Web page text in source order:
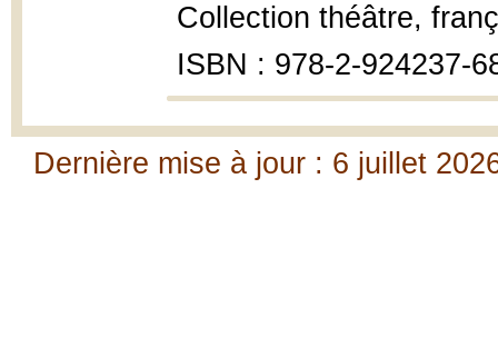
Collection théâtre,
ISBN : 978-2-924237-
Dernière mise à jour : 6 juillet